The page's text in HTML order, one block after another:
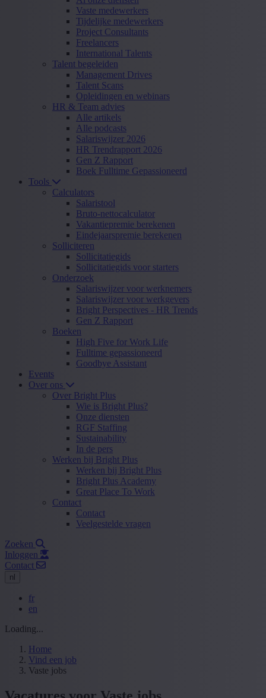
Vaste medewerkers
Tijdelijke medewerkers
Project Consultants
Freelancers
International Talents
Talent begeleiden
Management Drives
Talent Scans
Opleidingen en webinars
HR & Team advies
Alle artikels
Alle podcasts
Salariswijzer 2026
HR Trendrapport 2026
Gen Z Rapport
Boek Fulltime Gepassioneerd
Tools
Calculators
Salaristool
Bruto-nettocalculator
Vakantiepremie berekenen
Eindejaarspremie berekenen
Solliciteren
Sollicitatiegids
Sollicitatiegids voor starters
Onderzoek
Salariswijzer voor werknemers
Salariswijzer voor werkgevers
Bright Perspectives - HR Trends
Gen Z Rapport
Boeken
High Five for Work Life
Fulltime gepassioneerd
Goodbye Assistant
Events
Over ons
Over Bright Plus
Wie is Bright Plus?
Onze diensten
RGF Staffing
Sustainability
In de pers
Werken bij Bright Plus
Werken bij Bright Plus
Bright Plus Academy
Great Place To Work
Contact
Contact
Veelgestelde vragen
Zoeken
Inloggen
Contact
nl
fr
en
Loading...
Home
Vind een job
Vaste jobs